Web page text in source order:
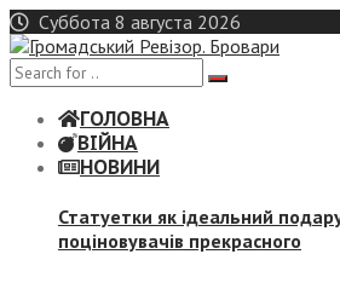
Skip
to
content
Суббота 8 августа 2026
ГОЛОВНА
ВІЙНА
НОВИНИ
Статуетки як ідеальний
поціновувачів прекрасного